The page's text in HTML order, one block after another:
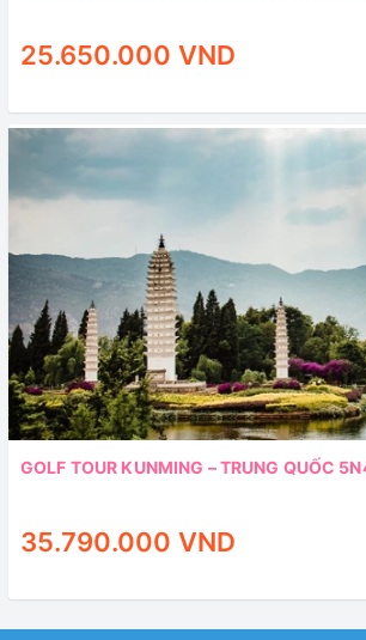
25.650.000 VND
GOLF TOUR KUNMING – TRUNG QUỐC
35.790.000 VND